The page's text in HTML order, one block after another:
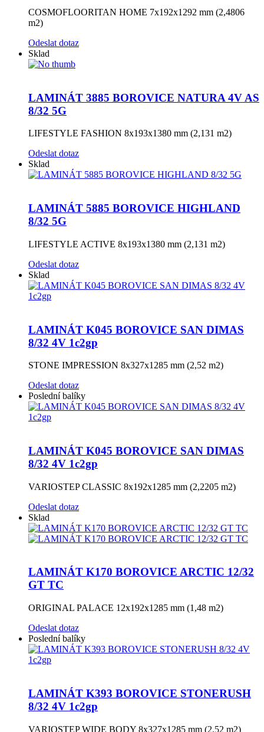
COSMOFLOORITAN HOME 7x192x1292 mm (2,4806
m2)
Odeslat dotaz
Sklad
LAMINÁT 3885 BOROVICE NATURA 4V AS
8/32 5G
LIFESTYLE FASHION 8x193x1380 mm (2,131 m2)
Odeslat dotaz
Sklad
LAMINÁT 5885 BOROVICE HIGHLAND
8/32 5G
LIFESTYLE ACTIVE 8x193x1380 mm (2,131 m2)
Odeslat dotaz
Sklad
LAMINÁT K045 BOROVICE SAN DIMAS
8/32 4V 1c2gp
STONE IMPRESSION 8x327x1285 mm (2,52 m2)
Odeslat dotaz
Poslední balíky
LAMINÁT K045 BOROVICE SAN DIMAS
8/32 4V 1c2gp
VARIOSTEP CLASSIC 8x192x1285 mm (2,2205 m2)
Odeslat dotaz
Sklad
LAMINÁT K170 BOROVICE ARCTIC 12/32
GT TC
ORIGINAL PALACE 12x192x1285 mm (1,48 m2)
Odeslat dotaz
Poslední balíky
LAMINÁT K393 BOROVICE STONERUSH
8/32 4V 1c2gp
VARIOSTEP WIDE BODY 8x327x1285 mm (2,52 m2)